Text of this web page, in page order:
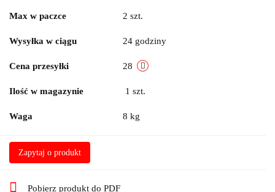
Max w paczce 2 szt.
Wysyłka w ciągu 24 godziny
Cena przesyłki 28
Ilość w magazynie 1 szt.
Waga 8 kg
Zapytaj o produkt
Pobierz produkt do PDF